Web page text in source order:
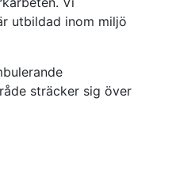
utbildad inom miljö
sträcker sig över